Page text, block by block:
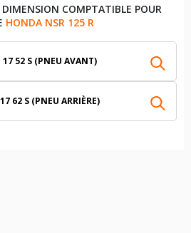
COMPTATIBLE POUR
HONDA NSR 125 R
52 S (PNEU AVANT)
62 S (PNEU ARRIÈRE)